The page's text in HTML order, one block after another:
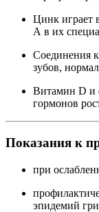
Цинк играет
А в их
Соединения
зубов,
Витамин D и
гормонов
Показания к
при
эпидемий